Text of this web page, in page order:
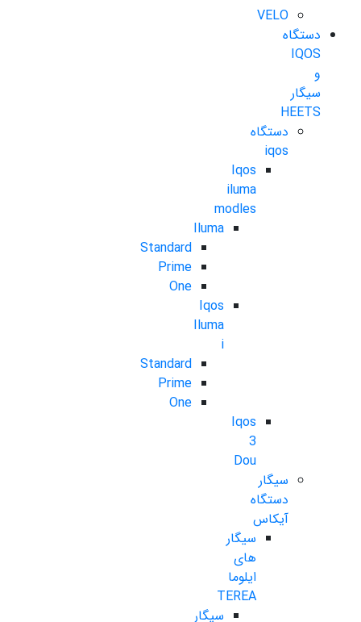
VELO
دستگاه
IQOS
و
سیگار
HEETS
دستگاه
iqos
Iqos
iluma
modles
Iluma
Standard
Prime
One
Iqos
Iluma
i
Standard
Prime
One
Iqos
3
Dou
سیگار
دستگاه
آیکاس
سیگار
های
ایلوما
TEREA
سیگار